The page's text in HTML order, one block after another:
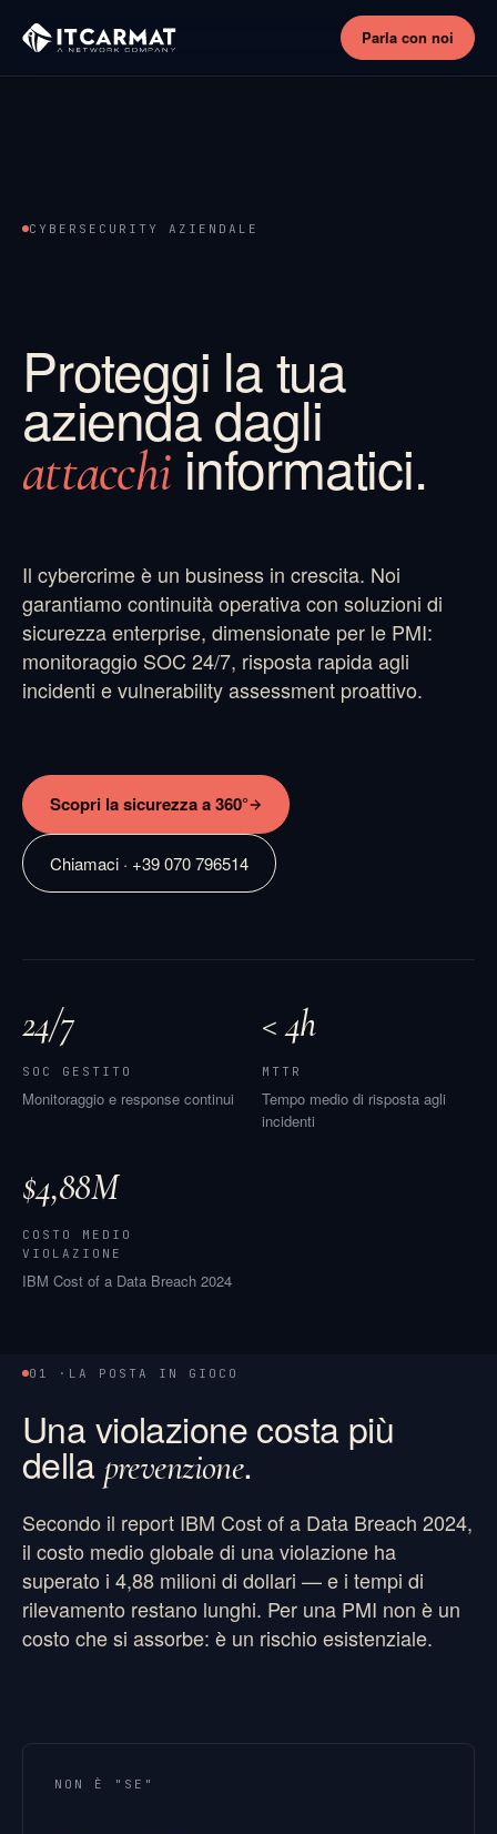
Parla con noi
CYBERSECURITY AZIENDALE
Proteggi la tua
azienda dagli
attacchiinformatici.
Il cybercrime è un business in crescita. Noi
garantiamo continuità operativa con soluzioni di
sicurezza enterprise, dimensionate per le PMI:
monitoraggio SOC 24/7, risposta rapida agli
incidenti e vulnerability assessment proattivo.
Scopri la sicurezza a 360°
Chiamaci · +39 070 796514
24/7
SOC GESTITO
Monitoraggio e response continui
< 4h
MTTR
Tempo medio di risposta agli
incidenti
$4,88M
COSTO MEDIO
VIOLAZIONE
IBM Cost of a Data Breach 2024
01 · LA POSTA IN GIOCO
Una violazione costa più
della prevenzione.
Secondo il report IBM Cost of a Data Breach 2024,
il costo medio globale di una violazione ha
superato i 4,88 milioni di dollari — e i tempi di
rilevamento restano lunghi. Per una PMI non è un
costo che si assorbe: è un rischio esistenziale.
NON È "SE"